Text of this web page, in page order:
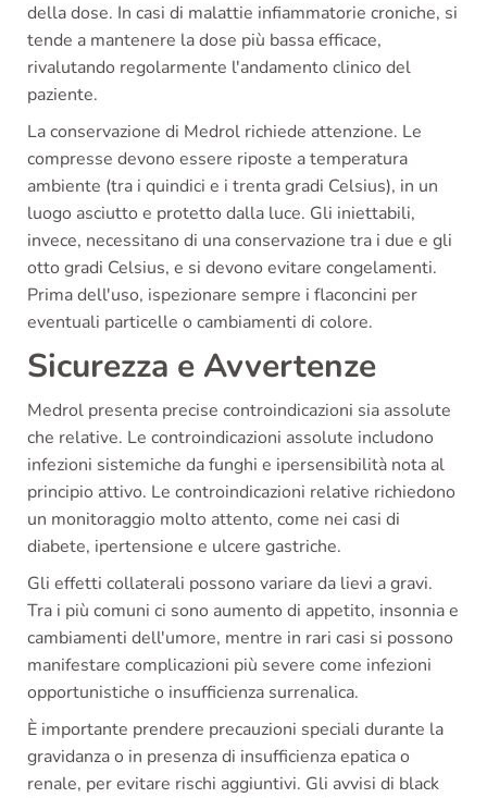
della dose. In casi di malattie infiammatorie croniche, si
tende a mantenere la dose più bassa efficace,
rivalutando regolarmente l'andamento clinico del
paziente.
La conservazione di Medrol richiede attenzione. Le
compresse devono essere riposte a temperatura
ambiente (tra i quindici e i trenta gradi Celsius), in un
luogo asciutto e protetto dalla luce. Gli iniettabili,
invece, necessitano di una conservazione tra i due e gli
otto gradi Celsius, e si devono evitare congelamenti.
Prima dell'uso, ispezionare sempre i flaconcini per
eventuali particelle o cambiamenti di colore.
Sicurezza e Avvertenze
Medrol presenta precise controindicazioni sia assolute
che relative. Le controindicazioni assolute includono
infezioni sistemiche da funghi e ipersensibilità nota al
principio attivo. Le controindicazioni relative richiedono
un monitoraggio molto attento, come nei casi di
diabete, ipertensione e ulcere gastriche.
Gli effetti collaterali possono variare da lievi a gravi.
Tra i più comuni ci sono aumento di appetito, insonnia e
cambiamenti dell'umore, mentre in rari casi si possono
manifestare complicazioni più severe come infezioni
opportunistiche o insufficienza surrenalica.
È importante prendere precauzioni speciali durante la
gravidanza o in presenza di insufficienza epatica o
renale, per evitare rischi aggiuntivi. Gli avvisi di black